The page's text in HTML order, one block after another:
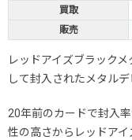
買取
販売
レッドアイズブラック
して封入されたメタル
20年前のカードで封入
性の高さからレッドア